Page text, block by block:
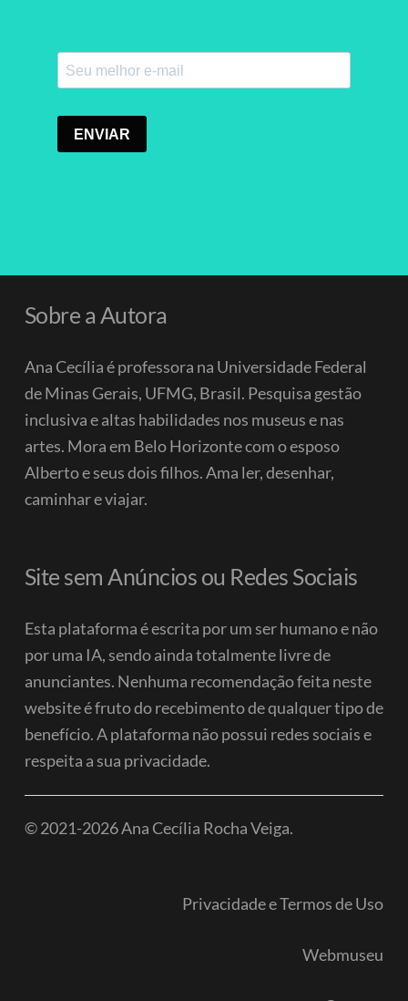
Sobre a Autora
Ana Cecília é professora na Universidade Federal
de Minas Gerais, UFMG, Brasil. Pesquisa gestão
inclusiva e altas habilidades nos museus e nas
artes. Mora em Belo Horizonte com o esposo
Alberto e seus dois filhos.Ama ler, desenhar,
caminhar e viajar.
Site sem Anúncios ou Redes Sociais
Esta plataforma é escrita por um ser humano e não
por uma IA, sendo ainda totalmente livre de
anunciantes. Nenhuma recomendação feita neste
website é fruto do recebimento de qualquer tipo de
benefício.A plataforma não possui redes sociais e
respeita a sua privacidade.
© 2021-2026 Ana Cecília Rocha Veiga.
Privacidade e Termos de Uso
Webmuseu